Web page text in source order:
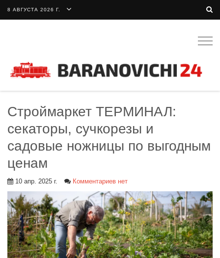
8 АВГУСТА 2026 Г.
Строймаркет ТЕРМИНАЛ:
секаторы, сучкорезы и
садовые ножницы по выгодным
ценам
10 апр. 2025 г. Комментариев нет